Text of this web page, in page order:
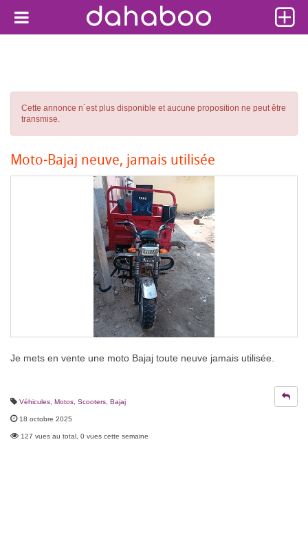
Cette annonce n´est plus disponible et aucune proposition ne peut être
transmise.
Moto-Bajaj neuve, jamais utilisée
Je mets en vente une moto Bajaj toute neuve jamais utilisée.
Véhicules Motos, Scooters Bajaj
18 octobre 2025
127 vues au total, 0 vues cette semaine